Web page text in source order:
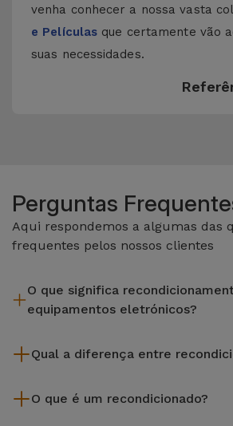
venha conhecer a nossa vasta
e Películas que certamente vão
suas necessidades.
Perguntas
Aqui respondemos a algumas das
frequentes pelos nossos clientes
O que significa
equipamentos eletrónicos?
limpeza sem esquecer a reparação de
recondicionados da Services passam
Qual a diferença entre
e preparados por técnicos
O que é um recondicionado?